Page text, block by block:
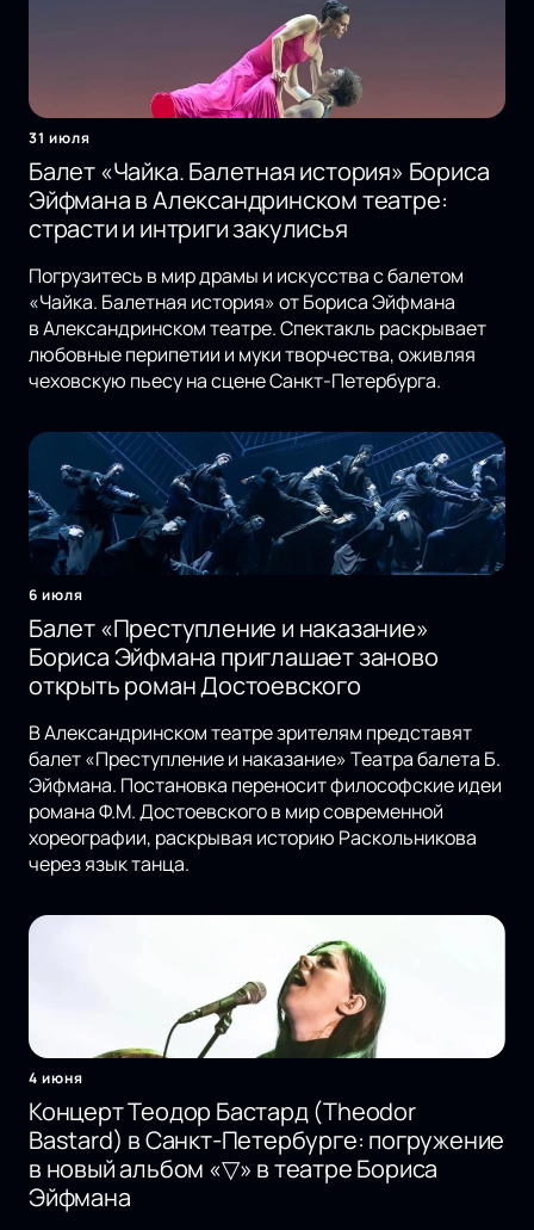
31 июля
Балет «Чайка. Балетная история» Бориса
Эйфмана в Александринском театре:
страсти и интриги закулисья
Погрузитесь в мир драмы и искусства с балетом
«Чайка. Балетная история» от Бориса Эйфмана
в Александринском театре. Спектакль раскрывает
любовные перипетии и муки творчества, оживляя
чеховскую пьесу на сцене Санкт-Петербурга.
6 июля
Балет «Преступление и наказание»
Бориса Эйфмана приглашает заново
открыть роман Достоевского
В Александринском театре зрителям представят
балет «Преступление и наказание» Театра балета Б.
Эйфмана. Постановка переносит философские идеи
романа Ф.М. Достоевского в мир современной
хореографии, раскрывая историю Раскольникова
через язык танца.
4 июня
Концерт Теодор Бастард (Theodor
Bastard) в Санкт-Петербурге: погружение
в новый альбом «▽» в театре Бориса
Эйфмана